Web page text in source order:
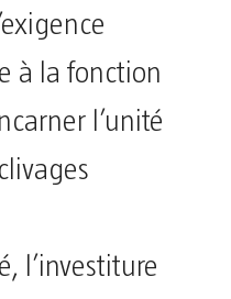
à la fonction
l’unité
l’investiture